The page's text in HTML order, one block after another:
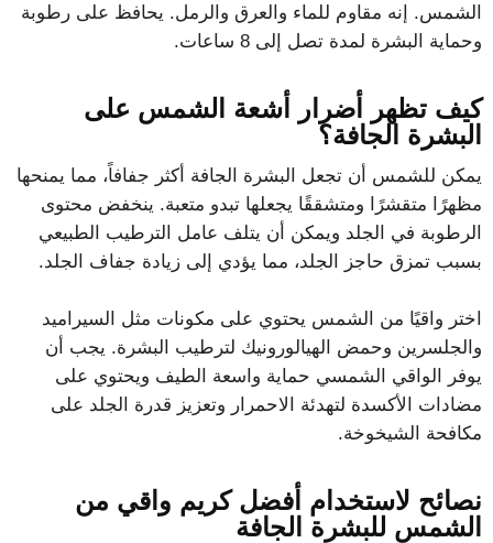
الشمس. إنه مقاوم للماء والعرق والرمل. يحافظ على رطوبة
وحماية البشرة لمدة تصل إلى 8 ساعات.
كيف تظهر أضرار أشعة الشمس على
البشرة الجافة؟
يمكن للشمس أن تجعل البشرة الجافة أكثر جفافاً، مما يمنحها
مظهرًا متقشرًا ومتشققًا يجعلها تبدو متعبة. ينخفض ​​محتوى
الرطوبة في الجلد ويمكن أن يتلف عامل الترطيب الطبيعي
بسبب تمزق حاجز الجلد، مما يؤدي إلى زيادة جفاف الجلد.
اختر واقيًا من الشمس يحتوي على مكونات مثل السيراميد
والجلسرين وحمض الهيالورونيك لترطيب البشرة. يجب أن
يوفر الواقي الشمسي حماية واسعة الطيف ويحتوي على
مضادات الأكسدة لتهدئة الاحمرار وتعزيز قدرة الجلد على
مكافحة الشيخوخة.
نصائح لاستخدام أفضل كريم واقي من
الشمس للبشرة الجافة